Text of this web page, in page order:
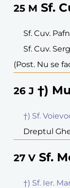
25 M Sf.
Sf. Cuv.
Sf. Cuv.
(Post. Nu se
26 J †)
†) Sf.
Dreptul
27 V Sf.
†) Sf. Ier.